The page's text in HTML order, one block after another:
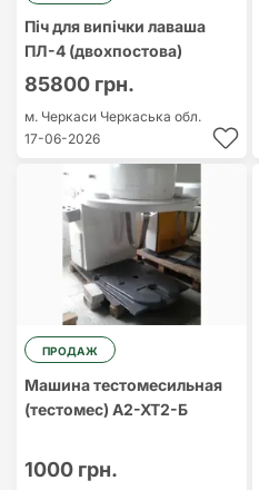
Піч для випічки лаваша
ПЛ-4 (двохпостова)
85800 грн.
м. Черкаси Черкаська обл.
17-06-2026
ПРОДАЖ
Машина тестомесильная
(тестомес) А2-ХТ2-Б
1000 грн.